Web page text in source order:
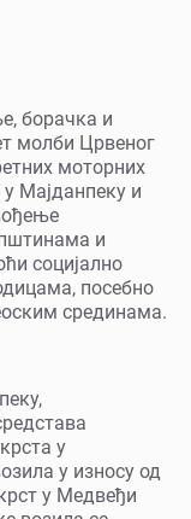
борачка и
молби Црвеног
моторних
Мајданпеку и
и
социјално
посебно
срединама.
у
у износу од
у Медвеђи